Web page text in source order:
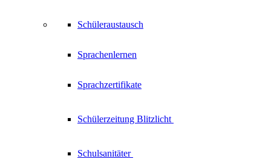
Schüleraustausch
Sprachenlernen
Sprachzertifikate
Schülerzeitung Blitzlicht
Schulsanitäter